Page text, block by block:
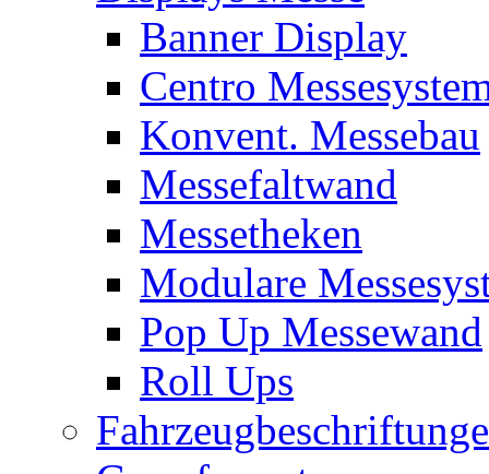
Banner Display
Centro
Konvent. Messebau
Messefaltwand
Messetheken
Modulare
Pop Up Messewand
Roll Ups